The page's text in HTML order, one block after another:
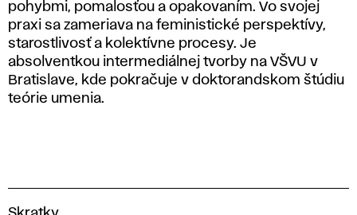
pohybmi, pomalosťou a opakovaním. Vo svojej
praxi sa zameriava na feministické perspektívy,
starostlivosť a kolektívne procesy. Je
absolventkou intermediálnej tvorby na VŠVU v
Bratislave, kde pokračuje v doktorandskom štúdiu
teórie umenia.
V